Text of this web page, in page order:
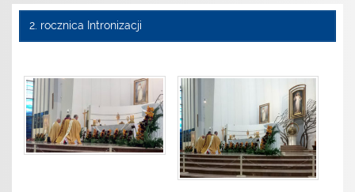
2. rocznica Intronizacji